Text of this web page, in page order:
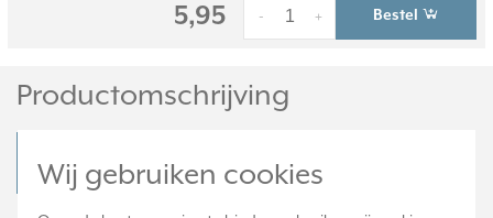
Wij gebruiken cookies
5,95 +
- Bestel
Productomschrijving
JUNG UAE 8 UPOK6 Productdatablad